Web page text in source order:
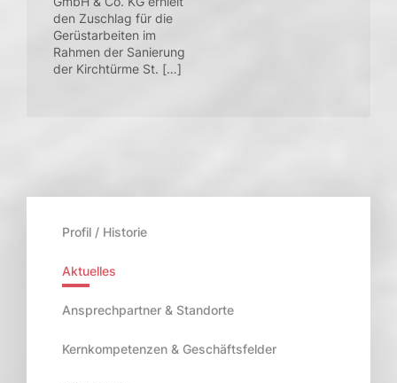
den Zuschlag für die
Gerüstarbeiten im
Rahmen der Sanierung
der Kirchtürme St. […]
Profil / Historie
Aktuelles
Ansprechpartner & Standorte
Kernkompetenzen & Geschäftsfelder